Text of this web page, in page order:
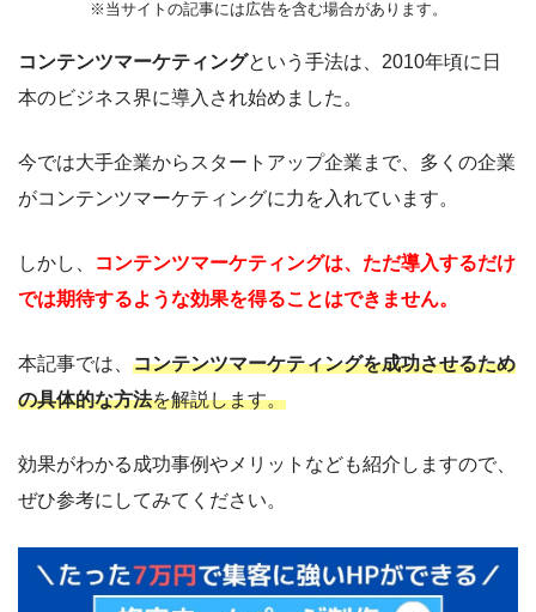
※当サイトの記事には広告を含む場合があります。
コンテンツマーケティングという手法は、2010年頃に日
本のビジネス界に導入され始めました。
今では大手企業からスタートアップ企業まで、多くの企業
がコンテンツマーケティングに力を入れています。
しかし、
コンテンツマーケティングは、ただ導入するだけ
では期待するような効果を得ることはできません。
本記事では、 コンテンツマーケティングを成功させるため
の具体的な方法を解説します。
効果がわかる成功事例やメリットなども紹介しますので、
ぜひ参考にしてみてください。